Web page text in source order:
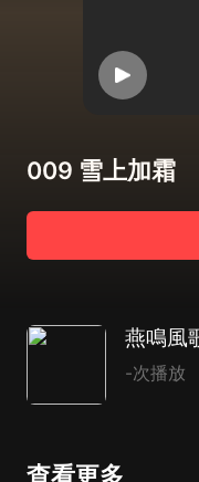
009 雪上加霜
-次播放
查看更多